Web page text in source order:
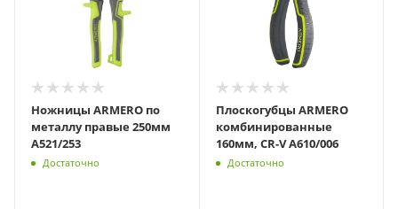
Ножницы ARMERO по
металлу правые 250мм
A521/253
Достаточно
Плоскогубцы ARMERO
комбинированные
160мм, CR-V A610/006
Достаточно